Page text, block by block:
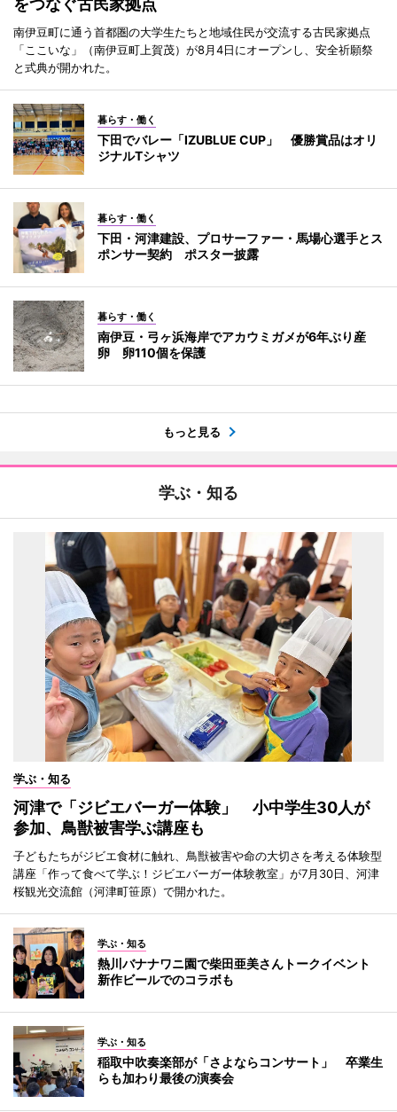
南伊豆町に通う首都圏の大学生たちと地域住民が交流する古民家拠点
「ここいな」（南伊豆町上賀茂）が8月4日にオープンし、安全祈願祭
と式典が開かれた。
暮らす・働く
下田でバレー「IZUBLUE CUP」 優勝賞品はオリ
ジナルTシャツ
暮らす・働く
下田・河津建設、プロサーファー・馬場心選手とス
ポンサー契約 ポスター披露
暮らす・働く
南伊豆・弓ヶ浜海岸でアカウミガメが6年ぶり産
卵 卵110個を保護
もっと見る
学ぶ・知る
学ぶ・知る
河津で「ジビエバーガー体験」 小中学生30人が
参加、鳥獣被害学ぶ講座も
子どもたちがジビエ食材に触れ、鳥獣被害や命の大切さを考える体験型
講座「作って食べて学ぶ！ジビエバーガー体験教室」が7月30日、河津
桜観光交流館（河津町笹原）で開かれた。
学ぶ・知る
熱川バナナワニ園で柴田亜美さんトークイベント
新作ビールでのコラボも
学ぶ・知る
稲取中吹奏楽部が「さよならコンサート」 卒業生
らも加わり最後の演奏会